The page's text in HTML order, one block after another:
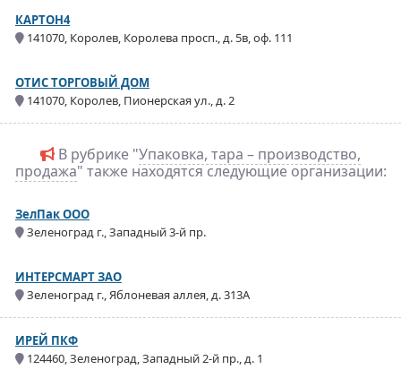
КАРТОН4
141070, Королев, Королева просп., д. 5в, оф. 111
ОТИС ТОРГОВЫЙ ДОМ
141070, Королев, Пионерская ул., д. 2
В рубрике "Упаковка, тара – производство,
продажа" также находятся следующие организации:
ЗелПак ООО
Зеленоград г., Западный 3-й пр.
ИНТЕРСМАРТ ЗАО
Зеленоград г., Яблоневая аллея, д. 313А
ИРЕЙ ПКФ
124460, Зеленоград, Западный 2-й пр., д. 1